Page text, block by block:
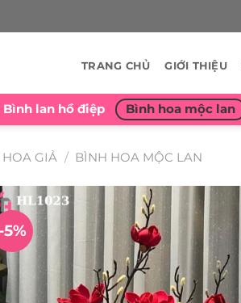
TRANG CHỦ GIỚI THIỆU
Bình lan hồ điệp Bình hoa mộc lan
GIẢ / BÌNH HOA MỘC LAN
-5%